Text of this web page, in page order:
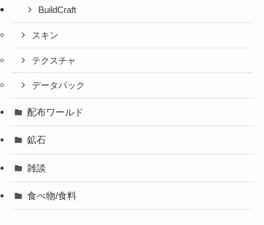
BuildCraft
スキン
テクスチャ
データパック
配布ワールド
鉱石
雑談
食べ物/食料